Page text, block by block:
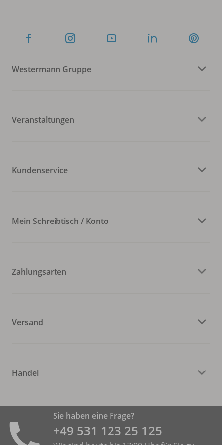
Westermann Gruppe
Veranstaltungen
Kundenservice
Mein Schreibtisch / Konto
Zahlungsarten
Versand
Handel
Sie haben eine Frage?
+49 531 ­123 25 125